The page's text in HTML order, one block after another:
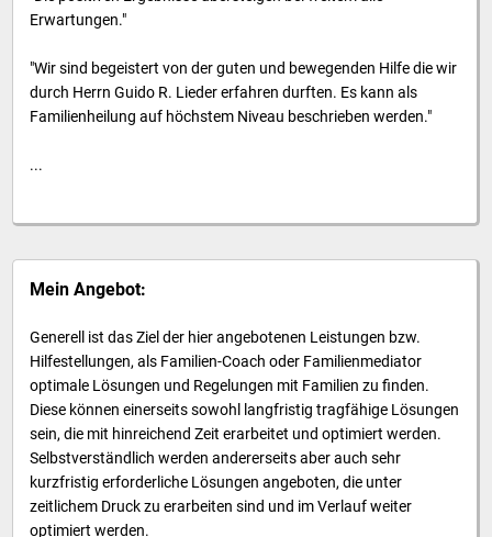
Erwartungen."
"Wir sind begeistert von der guten und bewegenden Hilfe die wir
durch Herrn Guido R. Lieder erfahren durften. Es kann als
Familienheilung auf höchstem Niveau beschrieben werden."
...
Mein Angebot:
Generell ist das Ziel der hier angebotenen Leistungen bzw.
Hilfestellungen, als Familien-Coach oder Familienmediator
optimale Lösungen und Regelungen mit Familien zu finden.
Diese können einerseits sowohl langfristig tragfähige Lösungen
sein, die mit hinreichend Zeit erarbeitet und optimiert werden.
Selbstverständlich werden andererseits aber auch sehr
kurzfristig erforderliche Lösungen angeboten, die unter
zeitlichem Druck zu erarbeiten sind und im Verlauf weiter
optimiert werden.